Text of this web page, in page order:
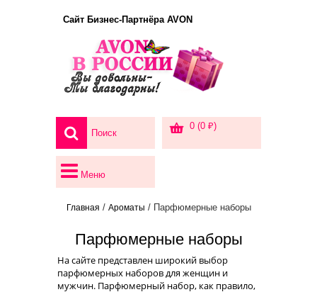
Сайт Бизнес-Партнёра AVON
0 (0 ₽)
Меню
Главная / Ароматы / Парфюмерные наборы
Парфюмерные наборы
На сайте представлен широкий выбор
парфюмерных наборов для женщин и
мужчин. Парфюмерный набор, как правило,